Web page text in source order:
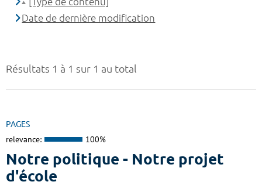
Résultats 1 à 1 sur 1 au total
PAGES
relevance: 100%
Notre politique - Notre projet
d'école
Date de dernière modification